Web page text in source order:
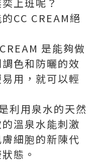
CC CREAM絕
是能夠做
色和防曬的效
用，就可以輕
利用泉水的天然
溫泉水能刺激
細胞的新陳代
態。